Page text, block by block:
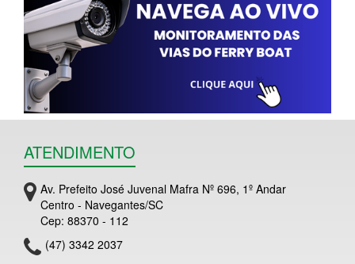
ATENDIMENTO
Av. Prefeito José Juvenal Mafra Nº 696, 1º Andar
Centro - Navegantes/SC
Cep: 88370 - 112
(47) 3342 2037